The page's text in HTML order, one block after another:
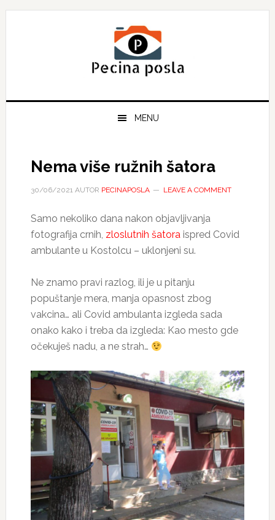
Skip
Skip
Skip
MENU
Nema više ružnih šatora
30/06/2021AUTOR PECINAPOSLA LEAVE A COMMENT
Samo nekoliko dana nakon objavljivanja
fotografija crnih, zloslutnih šatoraispred Covid
ambulante u Kostolcu – uklonjeni su.
Ne znamo pravi razlog, ili je u pitanju
popuštanje mera, manja opasnost zbog
vakcina… ali Covid ambulanta izgleda sada
onako kako i treba da izgleda: Kao mesto gde
očekuješ nadu, a ne strah…